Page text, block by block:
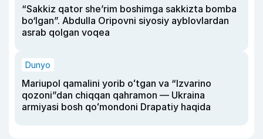
“Sakkiz qator she’rim boshimga sakkizta bomba
bo‘lgan”. Abdulla Oripovni siyosiy ayblovlardan
asrab qolgan voqea
Dunyo
Mariupol qamalini yorib oʻtgan va “Izvarino
qozoni”dan chiqqan qahramon — Ukraina
armiyasi bosh qoʻmondoni Drapatiy haqida